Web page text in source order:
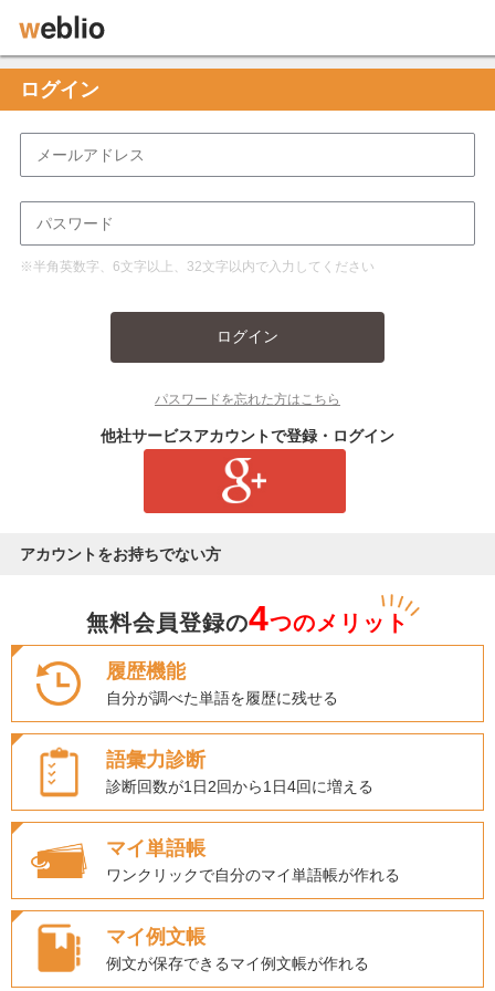
ログイン
※半角英数字、6文字以上、32文字以内で入力してください
ログイン
パスワードを忘れた方はこちら
他社サービスアカウントで登録・ログイン
アカウントをお持ちでない方
無料会員登録の4つのメリット
履歴機能
自分が調べた単語を履歴に残せる
語彙力診断
診断回数が1日2回から1日4回に増える
マイ単語帳
ワンクリックで自分のマイ単語帳が作れる
マイ例文帳
例文が保存できるマイ例文帳が作れる